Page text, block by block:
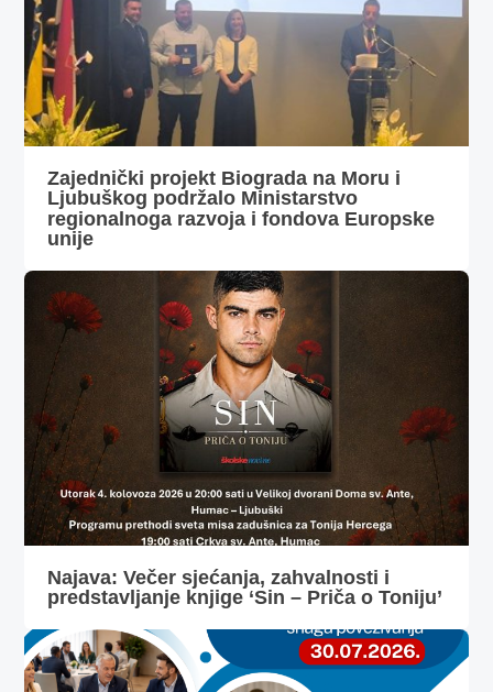
Zajednički projekt Biograda na Moru i
Ljubuškog podržalo Ministarstvo
regionalnoga razvoja i fondova Europske
unije
Najava: Večer sjećanja, zahvalnosti i
predstavljanje knjige ‘Sin – Priča o Toniju’